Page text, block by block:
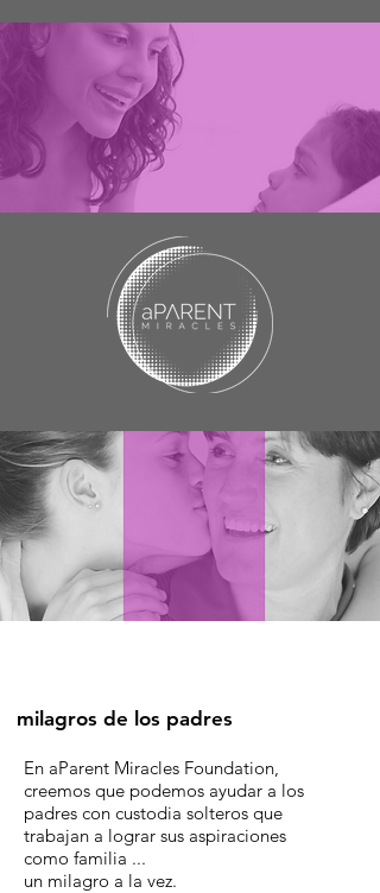
milagros de los padres
En aParent Miracles Foundation,
creemos que podemos ayudar a los
padres con custodia solteros que
trabajan a lograr sus aspiraciones
como familia ...
un milagro a la vez.